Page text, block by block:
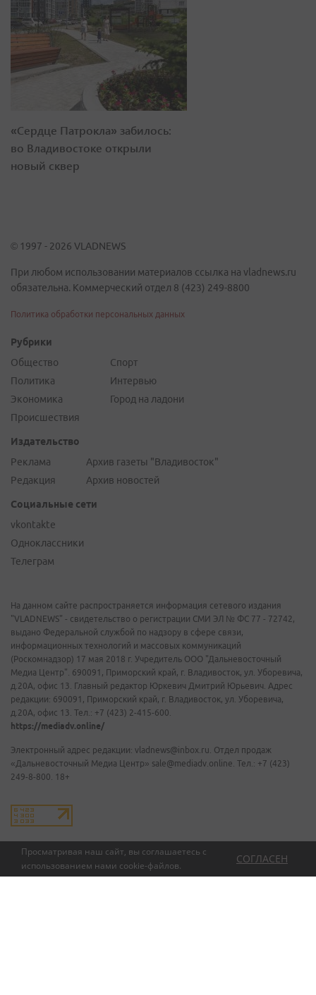
Просматривая наш сайт, вы соглашаетесь с
использованием нами cookie-файлов.
СОГЛАСЕН
«Сердце Патрокла» забилось:
во Владивостоке открыли
новый сквер
© 1997 - 2026 VLADNEWS
При любом использовании материалов ссылка на vladnews.ru
обязательна. Коммерческий отдел 8 (423) 249-8800
Политика обработки персональных данных
Рубрики
Общество
Политика
Экономика
Происшествия
Спорт
Интервью
Город на ладони
Издательство
Реклама
Редакция
Архив газеты "Владивосток"
Архив новостей
Социальные сети
vkontakte
Одноклассники
Телеграм
На данном сайте распространяется информация сетевого издания
"VLADNEWS" - свидетельство о регистрации СМИ ЭЛ № ФС 77 - 72742,
выдано Федеральной службой по надзору в сфере связи,
информационных технологий и массовых коммуникаций
(Роскомнадзор) 17 мая 2018 г. Учредитель ООО "Дальневосточный
Медиа Центр". 690091, Приморский край, г. Владивосток, ул. Уборевича,
д.20А, офис 13. Главный редактор Юркевич Дмитрий Юрьевич. Адрес
редакции: 690091, Приморский край, г. Владивосток, ул. Уборевича,
д.20А, офис 13. Тел.: +7 (423) 2-415-600.
https://mediadv.online/
Электронный адрес редакции: vladnews@inbox.ru. Отдел продаж
«Дальневосточный Медиа Центр» sale@mediadv.online. Тел.: +7 (423)
249-8-800. 18+